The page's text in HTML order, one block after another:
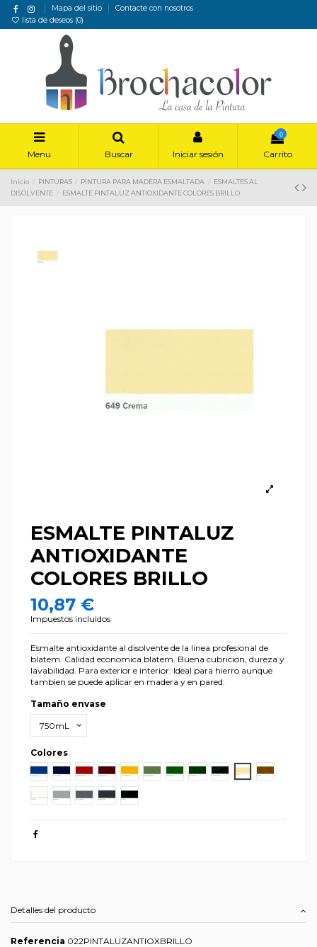
Mapa del sitio
Contacte con nosotros
lista de deseos (0)
Menu Buscar Iniciar sesión
0
Carrito
Inicio PINTURAS PINTURA PARA MADERA ESMALTADA
ESMALTES AL
DISOLVENTE
ESMALTE PINTALUZ ANTIOXIDANTE COLORES BRILLO
ESMALTE PINTALUZ
ANTIOXIDANTE
COLORES BRILLO
10,87 €
Impuestos incluidos
Esmalte antioxidante al disolvente de la linea profesional de
blatem. Calidad economica blatem. Buena cubricion, dureza y
lavabilidad. Para exterior e interior. Ideal para hierro aunque
tambien se puede aplicar en madera y en pared.
Tamaño envase
Colores
Azul Luminoso
Azul Cobalto
Rojo BermellónAmarillo Medio
Verde Maquinaria
Verde Hierba
Verde MayoVerde Carruajes
CremaOcre
BlancoGris PerlaGris Azulado
Gris Medio
Negro
Detalles del producto
Referencia 022PINTALUZANTIOXBRILLO